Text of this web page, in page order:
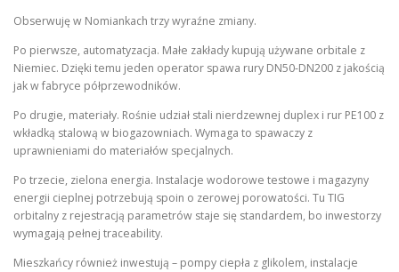
Obserwuję w Nomiankach trzy wyraźne zmiany.
Po pierwsze, automatyzacja. Małe zakłady kupują używane orbitale z
Niemiec. Dzięki temu jeden operator spawa rury DN50-DN200 z jakością
jak w fabryce półprzewodników.
Po drugie, materiały. Rośnie udział stali nierdzewnej duplex i rur PE100 z
wkładką stalową w biogazowniach. Wymaga to spawaczy z
uprawnieniami do materiałów specjalnych.
Po trzecie, zielona energia. Instalacje wodorowe testowe i magazyny
energii cieplnej potrzebują spoin o zerowej porowatości. Tu TIG
orbitalny z rejestracją parametrów staje się standardem, bo inwestorzy
wymagają pełnej traceability.
Mieszkańcy również inwestują – pompy ciepła z glikolem, instalacje